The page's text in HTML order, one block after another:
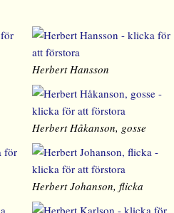
Herbert Hansson
Herbert Håkanson, gosse
Herbert Johanson, flicka